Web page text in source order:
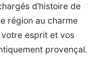
d’histoire de
région au charme
esprit et vos
provençal.